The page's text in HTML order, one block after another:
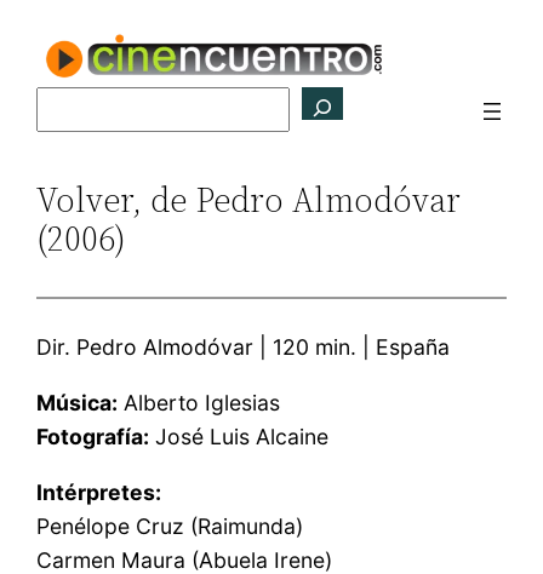
contenido
Volver, de Pedro Almodóvar
(2006)
Dir. Pedro Almodóvar | 120 min. | España
Música: Alberto Iglesias
Fotografía: José Luis Alcaine
Intérpretes:
Penélope Cruz (Raimunda)
Carmen Maura (Abuela Irene)